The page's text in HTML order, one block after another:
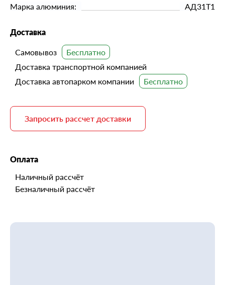
Марка алюминия:
АД31Т1
Доставка
Самовывоз
Доставка транспортной компанией
Доставка автопарком компании
Запросить рассчет доставки
Оплата
Наличный рассчёт
Безналичный рассчёт